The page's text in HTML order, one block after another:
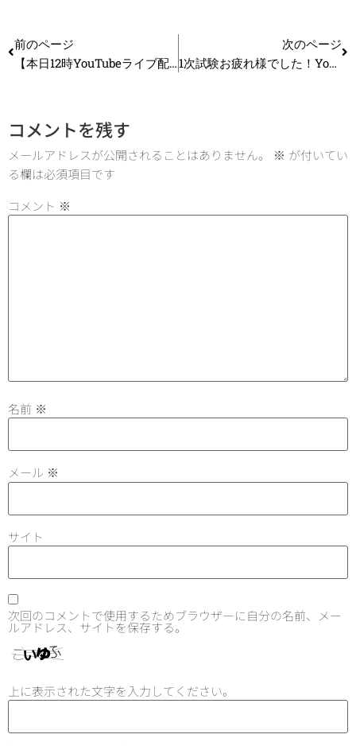
前のページ
【本日12時YouTubeライブ配信】本番直前！1次試験 合格祈願＆応援ライブ【8/1(金)12時〜生配信｜コメント読み上げあり】
次のページ
1次試験お疲れ様でした！YouTube公開【2次試験対策】最初の一歩はこれ！12週間で合格するための完全ロードマップ_第361回
コメントを残す
メールアドレスが公開されることはありません。 ※ が付いてい
る欄は必須項目です
コメント ※
名前 ※
メール ※
サイト
次回のコメントで使用するためブラウザーに自分の名前、メー
ルアドレス、サイトを保存する。
上に表示された文字を入力してください。